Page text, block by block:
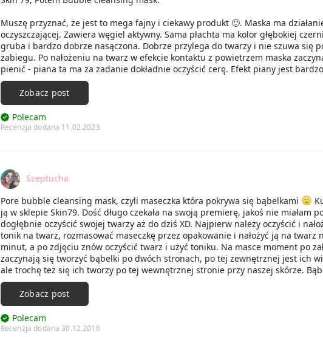
Muszę przyznać, że jest to mega fajny i ciekawy produkt 🙂. Maska ma
oczyszczającej. Zawiera węgiel aktywny. Sama płachta ma kolor głębokiej
gruba i bardzo dobrze nasączona. Dobrze przylega do twarzy i nie szuwa się
zabiegu. Po nałożeniu na twarz w efekcie kontaktu z powietrzem maska
pienić - piana ta ma za zadanie dokładnie oczyścić cerę. Efekt piany jest bardzo
przyjemny (czego nie mogę powiedzieć o wszystkich maskach tego typu) .
Maska bardzo fajnie oczyszcza twarz i ha odświeża. Efekt jest naprawdę
długo się utrzymuje. Naprawdę świetny kosmetyk, do którego na 100%
Zobacz post
Polecam
Recenzja dodana 11.02.2023
Szeptucha
Pore bubble cleansing mask, czyli maseczka która pokrywa się bąbelkami
ją w sklepie Skin79. Dość długo czekała na swoją premierę, jakoś nie miałam
dogłębnie oczyścić swojej twarzy aż do dziś XD. Najpierw należy oczyścić i
tonik na twarz, rozmasować maseczkę przez opakowanie i nałożyć ją na twarz
minut, a po zdjęciu znów oczyścić twarz i użyć toniku. Na masce moment po
zaczynają się tworzyć bąbelki po dwóch stronach, po tej zewnętrznej jest ich
ale trochę też się ich tworzy po tej wewnętrznej stronie przy naszej skórze.
dość przyjemne, dają takie śmieszne uczucie i delikatnie masują naszą twarz.
na tyle sztywne ,ze spokojnie można chodzić z maseczką. Po zdjęciu skóra
dobrze oczyszczona, według mnie odrobinę za bardzo bo czułam ,że jest aż za
ściągnięta i musiałam nałożyć krem. Ogólnie jednak jestem zadowolona i
Zobacz post
Polecam
Recenzja dodana 30.12.2016